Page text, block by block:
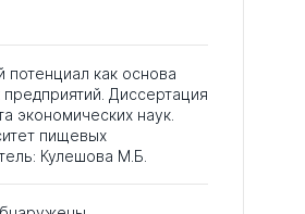
как основа
Диссертация
экономических наук.
пищевых
Кулешова М.Б.